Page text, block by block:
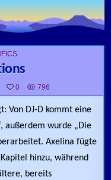
0 796
Von DJ-D kommt eine
außerdem wurde „Die
Axelina fügte
hinzu, während
bereits